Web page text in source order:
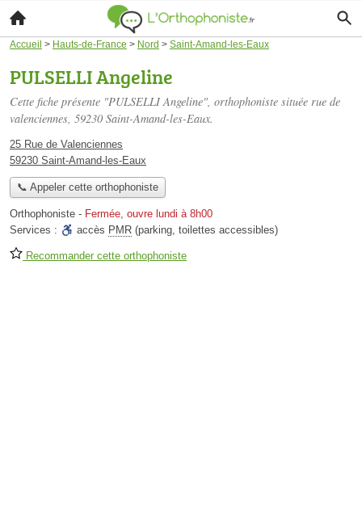
Accueil > Hauts-de-France > Nord > Saint-Amand-les-Eaux
PULSELLI Angeline
Cette fiche présente "PULSELLI Angeline", orthophoniste située rue de
valenciennes, 59230 Saint-Amand-les-Eaux.
25 Rue de Valenciennes
59230 Saint-Amand-les-Eaux
📞 Appeler cette orthophoniste
Orthophoniste - Fermée, ouvre lundi à 8h00
Services :
accès PMR (parking, toilettes accessibles)
Recommander cette orthophoniste